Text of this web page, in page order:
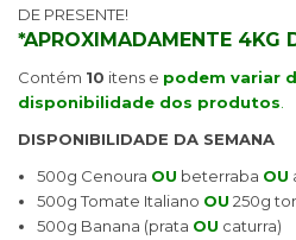
DE PRESENTE!
*APROXIMADAMENTE 4KG
Contém 10 itens e podem variar
disponibilidade dos produtos.
DISPONIBILIDADE DA SEMANA
500g Cenoura OU beterraba OU
500g Tomate Italiano OU 250g
500g Banana (prata OU caturra)